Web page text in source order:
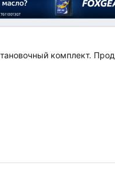
комплект.